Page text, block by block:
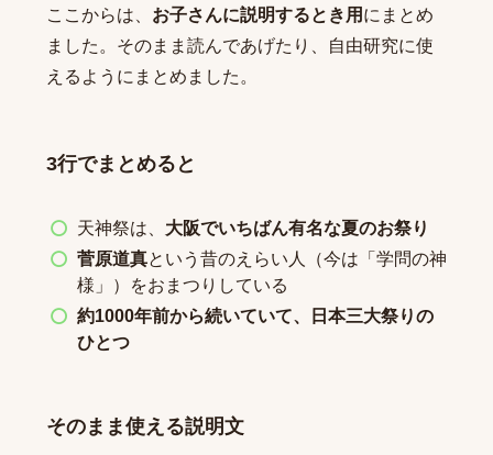
ここからは、 お子さんに説明するとき用 にまとめ
ました。そのまま読んであげたり、自由研究に使
えるようにまとめました。
3行でまとめると
天神祭は、 大阪でいちばん有名な夏のお祭り
菅原道真という昔のえらい人（今は「学問の神
様」）をおまつりしている
約1000年前から続いていて、日本三大祭りの
ひとつ
そのまま使える説明文